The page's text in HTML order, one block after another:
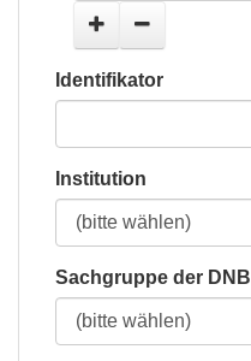
Identifikator
Institution
Sachgruppe der DNB